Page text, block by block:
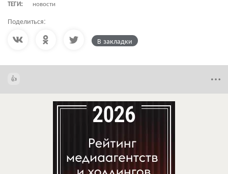
ТЕГИ:
новости
Поделиться:
В закладки